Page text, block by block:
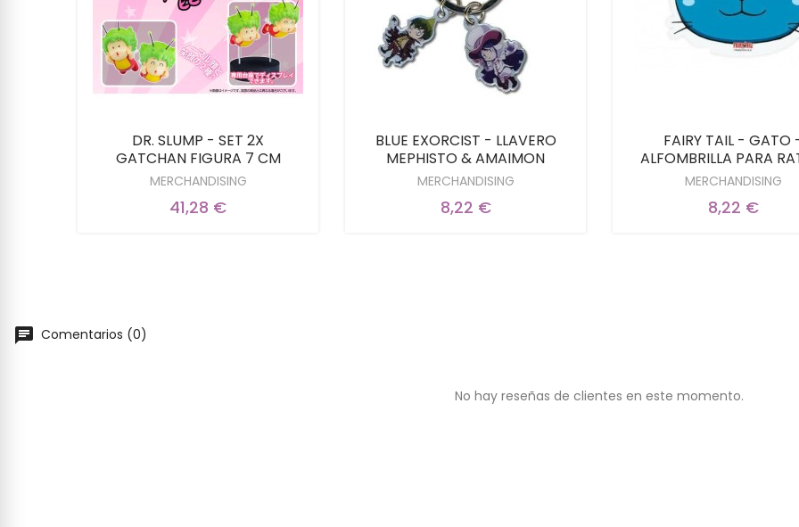
DR. SLUMP - SET 2X
GATCHAN FIGURA 7 CM
MERCHANDISING
41,28 €
BLUE EXORCIST - LLAVERO
MEPHISTO & AMAIMON
MERCHANDISING
8,22 €
FAIRY TAIL - GATO
ALFOMBRILLA PARA
MERCHANDISING
8,22 €
Comentarios (0)
No hay reseñas de clientes en este momento.